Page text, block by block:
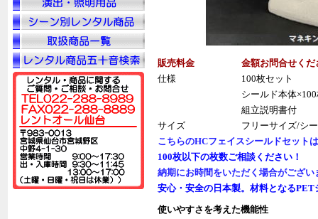
販売料金
金額お問合せくだ
仕様
100枚セット
シールド本体
組立説明書付
サイズ
フリーサイズ/シ
こちらのHCフェイスシールドセット
100枚以下の枚数ご相談ください！
納期にお時間をいただく場合がござい
安心・安全の日本製。材料となるPET
使いやすさを考えた機能性